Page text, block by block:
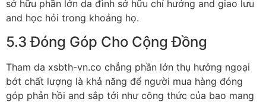
sở hữu phần lớn da đình sở hữu chí hướng and giao lưu
and học hỏi trong khoảng họ.
5.3 Đóng Góp Cho Cộng Đồng
Tham da xsbth-vn.co chẳng phần lớn thụ hưởng ngoại
bớt chất lượng là khả năng để người mua hàng đóng
góp phản hồi and sắp tới như công thức của bao mang